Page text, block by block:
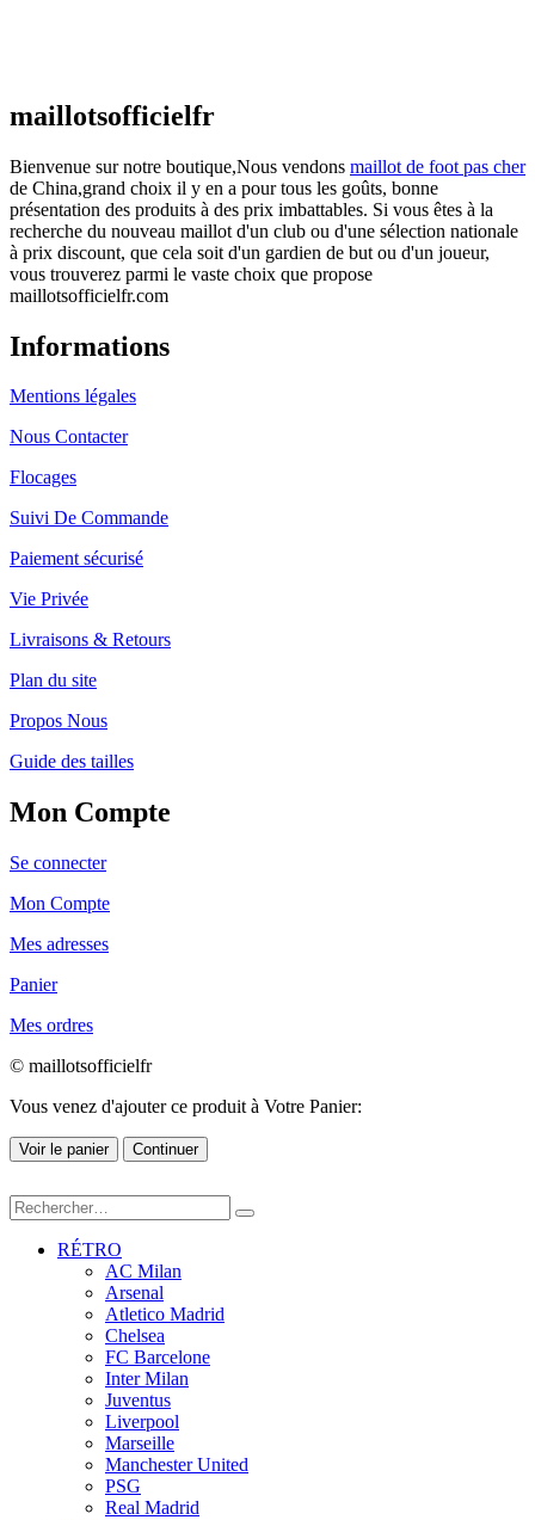
maillotsofficielfr
Bienvenue sur notre boutique,Nous vendons maillot de foot pas cher
de China,grand choix il y en a pour tous les goûts, bonne
présentation des produits à des prix imbattables. Si vous êtes à la
recherche du nouveau maillot d'un club ou d'une sélection nationale
à prix discount, que cela soit d'un gardien de but ou d'un joueur,
vous trouverez parmi le vaste choix que propose
maillotsofficielfr.com
Informations
Mentions légales
Nous Contacter
Flocages
Suivi De Commande
Paiement sécurisé
Vie Privée
Livraisons & Retours
Plan du site
Propos Nous
Guide des tailles
Mon Compte
Se connecter
Mon Compte
Mes adresses
Panier
Mes ordres
© maillotsofficielfr
Vous venez d'ajouter ce produit à Votre Panier:
Voir le panier Continuer
RÉTRO
AC Milan
Arsenal
Atletico Madrid
Chelsea
FC Barcelone
Inter Milan
Juventus
Liverpool
Marseille
Manchester United
PSG
Real Madrid